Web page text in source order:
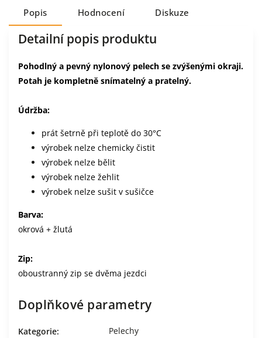
Popis Hodnocení Diskuze
Detailní popis produktu
Pohodlný a pevný nylonový pelech se zvýšenými okraji.
Potah je kompletně snímatelný a pratelný.
Údržba:
prát šetrně při teplotě do 30°C
výrobek nelze chemicky čistit
výrobek nelze bělit
výrobek nelze žehlit
výrobek nelze sušit v sušičce
Barva:
okrová + žlutá
Zip:
oboustranný zip se dvěma jezdci
Doplňkové parametry
Kategorie:
Pelechy